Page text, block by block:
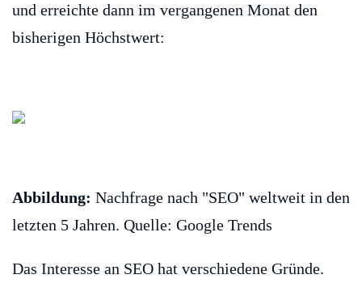
und erreichte dann im vergangenen Monat den
bisherigen Höchstwert:
Abbildung: Nachfrage nach "SEO" weltweit in den
letzten 5 Jahren. Quelle: Google Trends
Das Interesse an SEO hat verschiedene Gründe.